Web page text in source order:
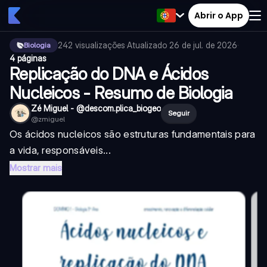
Abrir o App
Biologia 242 visualizações·Atualizado 26 de jul. de 2026·
4 páginas
Replicação do DNA e Ácidos
Nucleicos - Resumo de Biologia
Zé Miguel - @descom.plica_biogeo
@zmiguel
Seguir
Os ácidos nucleicos são estruturas fundamentais para
a vida, responsáveis...
Mostrar mais